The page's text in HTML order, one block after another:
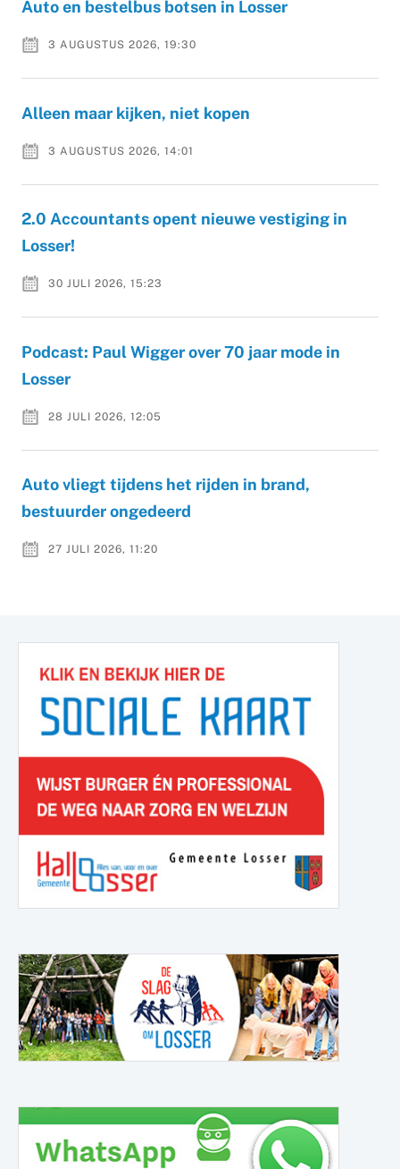
Auto en bestelbus botsen in Losser
3 AUGUSTUS 2026, 19:30
Alleen maar kijken, niet kopen
3 AUGUSTUS 2026, 14:01
2.0 Accountants opent nieuwe vestiging in
Losser!
30 JULI 2026, 15:23
Podcast: Paul Wigger over 70 jaar mode in
Losser
28 JULI 2026, 12:05
Auto vliegt tijdens het rijden in brand,
bestuurder ongedeerd
27 JULI 2026, 11:20